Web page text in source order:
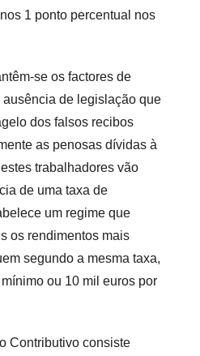
1 ponto percentual nos
se os factores de
de legislação que
dos falsos recibos
as penosas dívidas à
trabalhadores vão
de uma taxa de
um regime que
os rendimentos mais
segundo a mesma taxa,
ou 10 mil euros por
Contributivo consiste